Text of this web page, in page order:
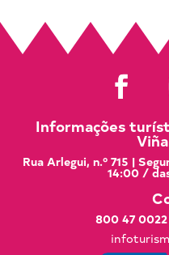
Informações
Rua Arlegui, n.º 715 |
14:00 /
800 47 0022